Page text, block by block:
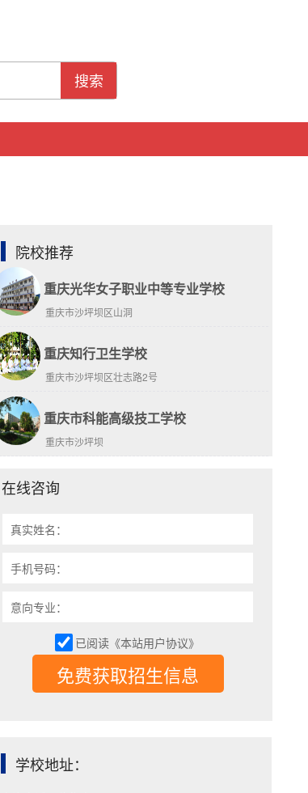
搜索
院校推荐
重庆光华女子职业中等专业学校
重庆市沙坪坝区山洞
重庆知行卫生学校
重庆市沙坪坝区壮志路2号
重庆市科能高级技工学校
重庆市沙坪坝
在线咨询
真实姓名：
手机号码：
意向专业：
已阅读《本站用户协议》
免费获取招生信息
学校地址：